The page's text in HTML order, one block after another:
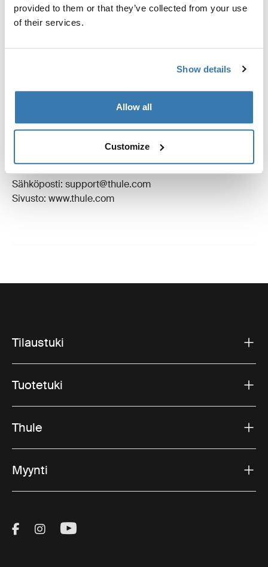
provided to them or that they’ve collected from your use
of their services.
Show details
Allow all
Customize
Toggle guides and instructions
Ohjeet
Tavaramerkin rekisteröinti: Thule Sweden AB
Valmistajan nimi: Thule Sweden
Sähköposti: support@thule.com
Sivusto: www.thule.com
Tilaustuki
Tuotetuki
Thule
Myynti
Visit Thule on Facebook (external link)
Visit Thule on Instagram (external link)
Visit Thule on Youtube (external